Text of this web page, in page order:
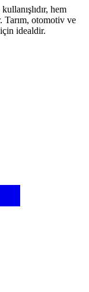
hem
Tarım, otomotiv ve
idealdir.